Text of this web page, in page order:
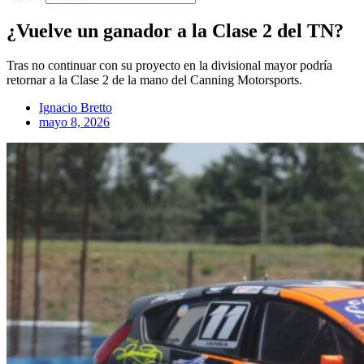
¿Vuelve un ganador a la Clase 2 del TN?
Tras no continuar con su proyecto en la divisional mayor podría
retornar a la Clase 2 de la mano del Canning Motorsports.
Ignacio Bretto
mayo 8, 2026